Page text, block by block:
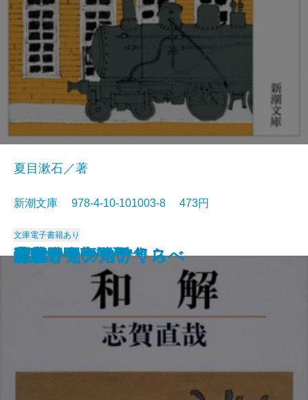
猟銃・闘牛
ヴェルレーヌ詩集
草枕
斜陽
高村光太郎詩集
歌行燈・高野聖
土
真実一路
老妓抄
坊っちゃん
夏目漱石／著
新潮文庫 978-4-10-101003-8 473円
文庫電子書籍あり
和解
ヰタ・セクスアリス
出家とその弟子
にごりえ・たけくらべ
武蔵野
白痴
青年
雁
それから
門